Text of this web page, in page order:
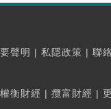
聲明 | 私隱政策 | 聯
權衡財經 | 攬富財經 |